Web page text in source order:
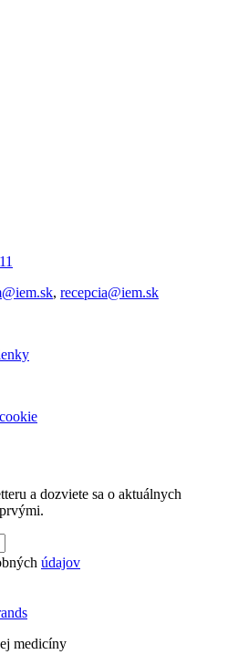
, recepcia@iem.sk
a dozviete sa o aktuálnych
údajov
medicíny